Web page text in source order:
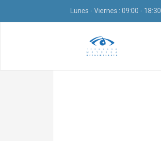
Lunes - Viernes : 09:00 - 18:30